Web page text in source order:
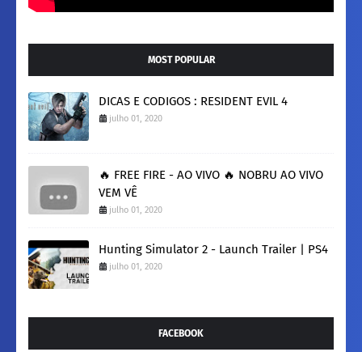
MOST POPULAR
DICAS E CODIGOS : RESIDENT EVIL 4
julho 01, 2020
🔥 FREE FIRE - AO VIVO 🔥 NOBRU AO VIVO
VEM VÊ
julho 01, 2020
Hunting Simulator 2 - Launch Trailer | PS4
julho 01, 2020
FACEBOOK